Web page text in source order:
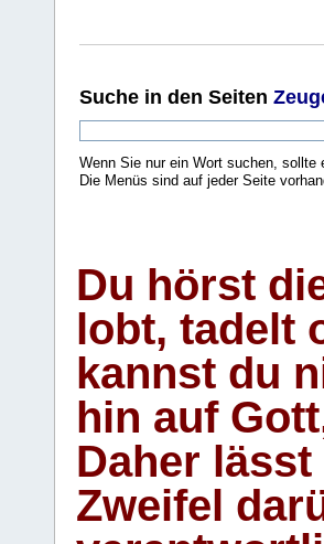
Suche in den Seiten
Wenn Sie nur ein Wort suchen,
Die Menüs sind auf jeder Seite
Du hörst
lobt, tadelt
kannst du
hin auf
Daher
Zweifel